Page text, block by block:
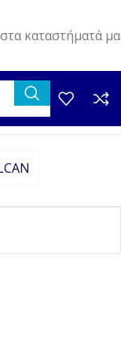
καταστήματά